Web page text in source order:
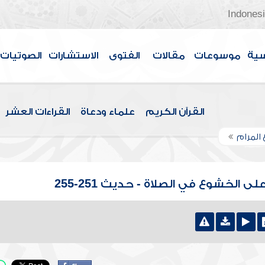
موسوعات مقالات الفتوى الاستشارات الصوتيات
القرآن الكريم علماء ودعاة القراءات العشر
المرام
الخشوع في الصلاة - حديث 251-255